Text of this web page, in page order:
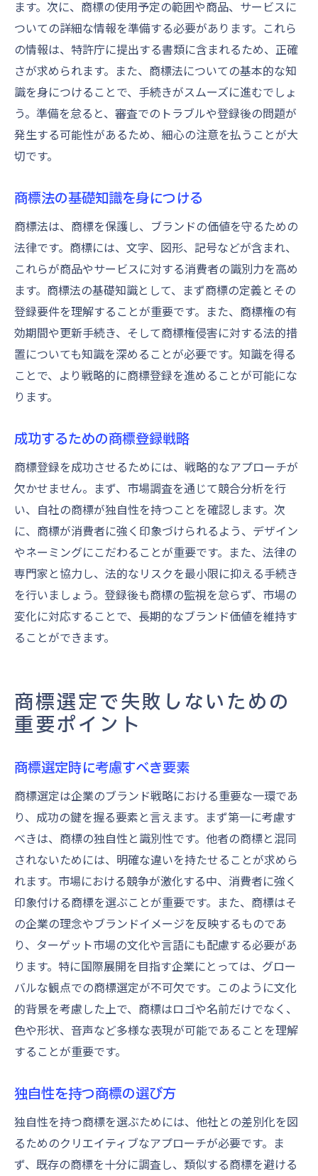
商標戦略に関する社内教育の実施
商標登録を成功させるための長期計画
ます。次に、商標の使用予定の範囲や商品、サービスに
ついての詳細な情報を準備する必要があります。これら
の情報は、特許庁に提出する書類に含まれるため、正確
さが求められます。また、商標法についての基本的な知
識を身につけることで、手続きがスムーズに進むでしょ
う。準備を怠ると、審査でのトラブルや登録後の問題が
発生する可能性があるため、細心の注意を払うことが大
切です。
商標法の基礎知識を身につける
商標法は、商標を保護し、ブランドの価値を守るための
法律です。商標には、文字、図形、記号などが含まれ、
これらが商品やサービスに対する消費者の識別力を高め
ます。商標法の基礎知識として、まず商標の定義とその
登録要件を理解することが重要です。また、商標権の有
効期間や更新手続き、そして商標権侵害に対する法的措
置についても知識を深めることが必要です。知識を得る
ことで、より戦略的に商標登録を進めることが可能にな
ります。
成功するための商標登録戦略
商標登録を成功させるためには、戦略的なアプローチが
欠かせません。まず、市場調査を通じて競合分析を行
い、自社の商標が独自性を持つことを確認します。次
に、商標が消費者に強く印象づけられるよう、デザイン
やネーミングにこだわることが重要です。また、法律の
専門家と協力し、法的なリスクを最小限に抑える手続き
を行いましょう。登録後も商標の監視を怠らず、市場の
変化に対応することで、長期的なブランド価値を維持す
ることができます。
商標選定で失敗しないための
重要ポイント
商標選定時に考慮すべき要素
商標選定は企業のブランド戦略における重要な一環であ
り、成功の鍵を握る要素と言えます。まず第一に考慮す
べきは、商標の独自性と識別性です。他者の商標と混同
されないためには、明確な違いを持たせることが求めら
れます。市場における競争が激化する中、消費者に強く
印象付ける商標を選ぶことが重要です。また、商標はそ
の企業の理念やブランドイメージを反映するものであ
り、ターゲット市場の文化や言語にも配慮する必要があ
ります。特に国際展開を目指す企業にとっては、グロー
バルな観点での商標選定が不可欠です。このように文化
的背景を考慮した上で、商標はロゴや名前だけでなく、
色や形状、音声など多様な表現が可能であることを理解
することが重要です。
独自性を持つ商標の選び方
独自性を持つ商標を選ぶためには、他社との差別化を図
るためのクリエイティブなアプローチが必要です。ま
ず、既存の商標を十分に調査し、類似する商標を避ける